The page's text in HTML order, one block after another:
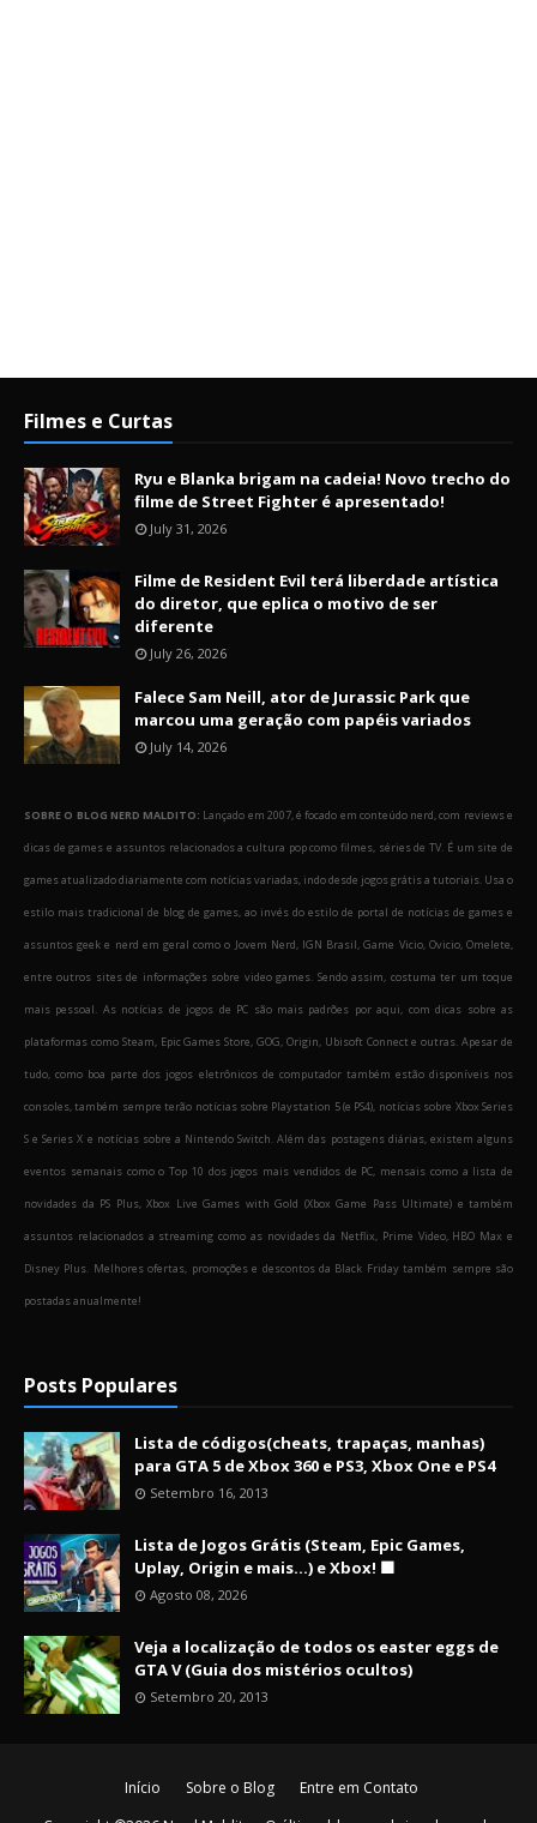
Filmes e Curtas
Ryu e Blanka brigam na cadeia! Novo trecho do
filme de Street Fighter é apresentado!
July 31, 2026
Filme de Resident Evil terá liberdade artística
do diretor, que eplica o motivo de ser
diferente
July 26, 2026
Falece Sam Neill, ator de Jurassic Park que
marcou uma geração com papéis variados
July 14, 2026
SOBRE O BLOG NERD MALDITO: Lançado em 2007, é focado em conteúdo nerd, com reviews e
dicas de games e assuntos relacionados a cultura pop como filmes, séries de TV. É um site de
games atualizado diariamente com notícias variadas, indo desde jogos grátis a tutoriais. Usa o
estilo mais tradicional de blog de games, ao invés do estilo de portal de notícias de games e
assuntos geek e nerd em geral como o Jovem Nerd, IGN Brasil, Game Vicio, Ovicio, Omelete,
entre outros sites de informações sobre video games. Sendo assim, costuma ter um toque
mais pessoal. As notícias de jogos de PC são mais padrões por aqui, com dicas sobre as
plataformas como Steam, Epic Games Store, GOG, Origin, Ubisoft Connect e outras. Apesar de
tudo, como boa parte dos jogos eletrônicos de computador também estão disponíveis nos
consoles, também sempre terão notícias sobre Playstation 5 (e PS4), notícias sobre Xbox Series
S e Series X e notícias sobre a Nintendo Switch. Além das postagens diárias, existem alguns
eventos semanais como o Top 10 dos jogos mais vendidos de PC, mensais como a lista de
novidades da PS Plus, Xbox Live Games with Gold (Xbox Game Pass Ultimate) e também
assuntos relacionados a streaming como as novidades da Netflix, Prime Video, HBO Max e
Disney Plus. Melhores ofertas, promoções e descontos da Black Friday também sempre são
postadas anualmente!
Posts Populares
Lista de códigos(cheats, trapaças, manhas)
para GTA 5 de Xbox 360 e PS3, Xbox One e PS4
Setembro 16, 2013
Lista de Jogos Grátis (Steam, Epic Games,
Uplay, Origin e mais...) e Xbox! 🟩
Agosto 08, 2026
Veja a localização de todos os easter eggs de
GTA V (Guia dos mistérios ocultos)
Setembro 20, 2013
Início Sobre o Blog
Entre em Contato